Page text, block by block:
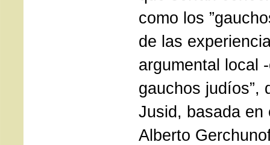
como los
de las
argumental local
gauchos judíos”,
Jusid, basada en
Alberto